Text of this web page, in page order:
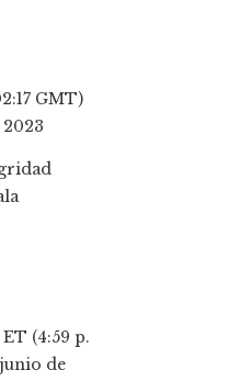
GMT)
(4:59 p.
de